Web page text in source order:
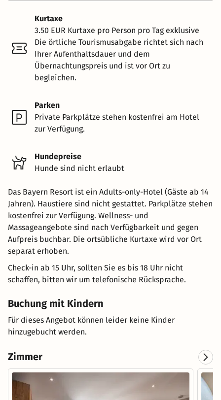
Kurtaxe
3.50 EUR Kurtaxe pro Person pro Tag exklusive
Die örtliche Tourismusabgabe richtet sich nach
Ihrer Aufenthaltsdauer und dem
Übernachtungspreis und ist vor Ort zu
begleichen.
Parken
Private Parkplätze stehen kostenfrei am Hotel
zur Verfügung.
Hundepreise
Hunde sind nicht erlaubt
Das Bayern Resort ist ein Adults-only-Hotel (Gäste ab 14
Jahren). Haustiere sind nicht gestattet. Parkplätze stehen
kostenfrei zur Verfügung. Wellness- und
Massageangebote sind nach Verfügbarkeit und gegen
Aufpreis buchbar. Die ortsübliche Kurtaxe wird vor Ort
separat erhoben.
Check-in ab 15 Uhr, sollten Sie es bis 18 Uhr nicht
schaffen, bitten wir um telefonische Rücksprache.
Buchung mit Kindern
Für dieses Angebot können leider keine Kinder
hinzugebucht werden.
Zimmer